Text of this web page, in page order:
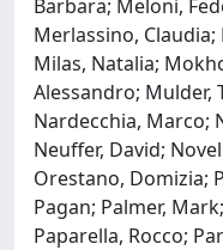
Barbara; Meloni,
Merlassino, Claudia;
Milas, Natalia;
Alessandro; Mulder,
Nardecchia, Marco;
Neuffer, David;
Orestano, Domizia;
Pagan; Palmer,
Paparella, Rocco;